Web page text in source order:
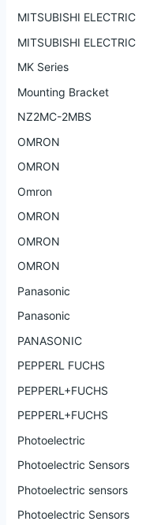
MITSUBISHI ELECTRIC
MITSUBISHI ELECTRIC
MK Series
Mounting Bracket
NZ2MC-2MBS
OMRON
OMRON
Omron
OMRON
OMRON
OMRON
Panasonic
Panasonic
PANASONIC
PEPPERL FUCHS
PEPPERL+FUCHS
PEPPERL+FUCHS
Photoelectric
Photoelectric Sensors
Photoelectric sensors
Photoelectric Sensors